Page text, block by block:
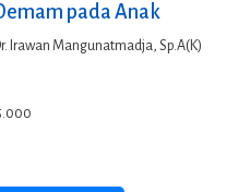
pada Anak
Irawan Mangunatmadja, Sp.A(K)